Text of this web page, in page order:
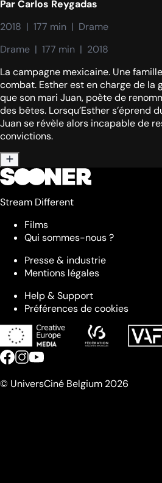
ParCarlos Reygadas
2018  |  177 min  |  Drame
Drame  |  177 min  |  2018
La campagne mexicaine. Une
combat. Esther est en charge de la
que son mari Juan, poète de
des bêtes. Lorsqu’Esther s’éprend
Juan se révèle alors incapable de
convictions.
Stream Different
Films
Qui sommes-nous ?
Presse & industrie
Mentions légales
Help & Support
Préférences de cookies
© UniversCiné Belgium 2026